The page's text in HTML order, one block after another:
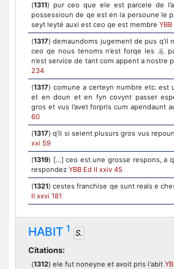
(1311) pur ceo que ele est parcele de
possessioun de qe est en la persoune le
seyt leyté auxi est ceo qe est membre
(1317) demaundoms jugement de pus q’il
ceo qe nous tenoms n’est forqe les .ij.
n’est service de tant com appent a nostre
234
(1317) comune a certeyn numbre etc. est
et en doun et en fyn covynt passer
gros et vus l’avet forpris cum apendaunt
60
(1317) q’il si seient plusurs gros vus
xxi 59
(1319) [...] ceo est une grosse respons, a
respondez YBB Ed II xxiv 45
(1321) cestes franchise qe sunt reals e
II xxvi 181
HABIT 1
S.
Citations:
(1312) ele fut noneyne et avoit pris l'abit